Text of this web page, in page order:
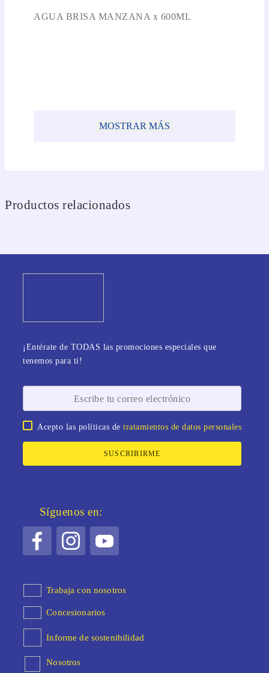
AGUA BRISA MANZANA x 600ML
MOSTRAR MÁS
Productos relacionados
¡Entérate de TODAS las promociones especiales que
tenemos para ti!
Acepto las políticas detratamientos de datos personales
SUSCRIBIRME
Síguenos en:
Trabaja con nosotros
Concesionarios
Informe de sostenibilidad
Nosotros